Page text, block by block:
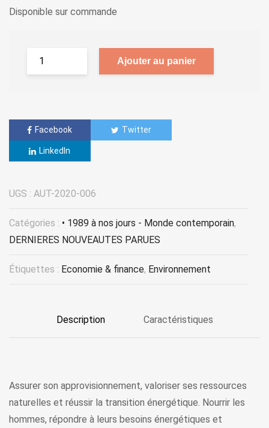
Disponible sur commande
Ajouter au panier
Facebook Twitter
LinkedIn
UGS : AUT-2020-006
Catégories : • 1989 à nos jours - Monde contemporain,
DERNIERES NOUVEAUTES PARUES
Étiquettes : Economie & finance, Environnement
Description Caractéristiques
Assurer son approvisionnement, valoriser ses ressources
naturelles et réussir la transition énergétique. Nourrir les
hommes, répondre à leurs besoins énergétiques et